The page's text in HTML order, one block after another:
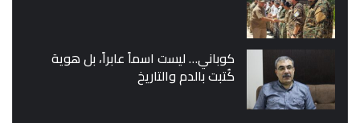
كوباني… ليست اسماً عابراً، بل هوية
كُتبت بالدم والتاريخ